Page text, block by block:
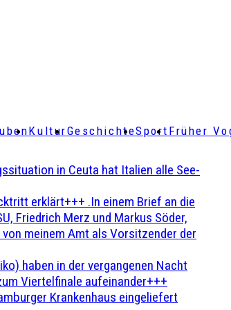
KulturGeschichteSport Früher
in Ceuta hat Italien alle See-
erklärt+++ .In einem Brief an die
Friedrich Merz und Markus Söder,
meinem Amt als Vorsitzender der
haben in der vergangenen Nacht
Viertelfinale aufeinander+++
Krankenhaus eingeliefert